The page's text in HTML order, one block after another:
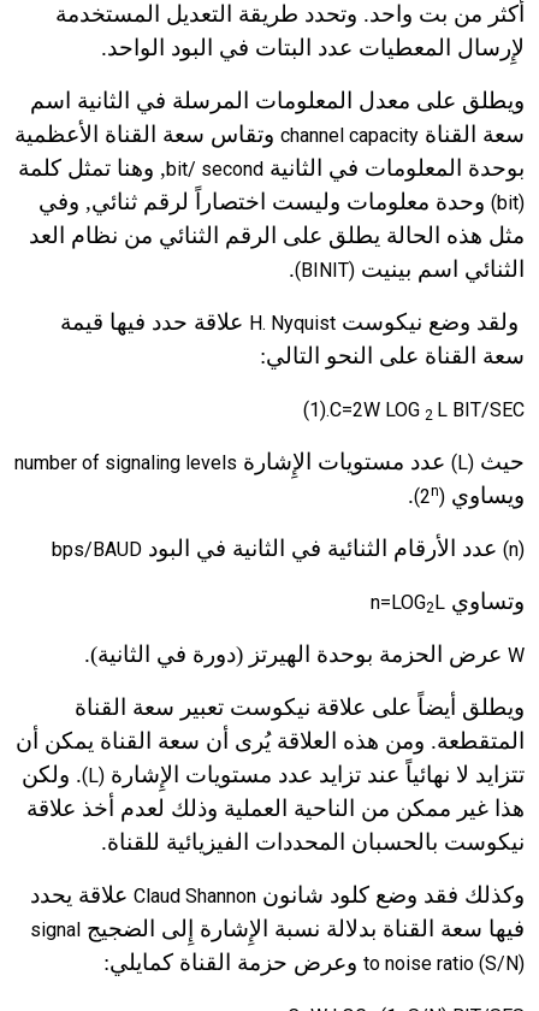
أكثر من بت واحد. وتحدد طريقة التعديل المستخدمة
لإِرسال المعطيات عدد البتات في البود الواحد.
ويطلق على معدل المعلومات المرسلة في الثانية اسم
سعة القناة channel capacity وتقاس سعة القناة الأعظمية
بوحدة المعلومات في الثانية bit/ second, وهنا تمثل كلمة
(bit) وحدة معلومات وليست اختصاراً لرقم ثنائي, وفي
مثل هذه الحالة يطلق على الرقم الثنائي من نظام العد
الثنائي اسم بينيت (BINIT)
.
ولقد وضع نيكوست H. Nyquist علاقة حدد فيها قيمة
سعة القناة على النحو التالي:
(1).C=2W LOG ­ 2 L BIT/SEC
حيث (L) عدد مستويات الإِشارة number of signaling levels
ويساوي (2n)
.
(n) عدد الأرقام الثنائية في الثانية في البود bps/BAUD
وتساوي n=LOG2 L
W عرض الحزمة بوحدة الهيرتز (دورة في الثانية).
ويطلق أيضاً على علاقة نيكوست تعبير سعة القناة
المتقطعة. ومن هذه العلاقة يُرى أن سعة القناة يمكن أن
تتزايد لا نهائياً عند تزايد عدد مستويات الإِشارة (L). ولكن
هذا غير ممكن من الناحية العملية وذلك لعدم أخذ علاقة
نيكوست بالحسبان المحددات الفيزيائية للقناة.
وكذلك فقد وضع كلود شانون Claud Shannon علاقة يحدد
فيها سعة القناة بدلالة نسبة الإِشارة إِلى الضجيج signal
to noise ratio (S/N) وعرض حزمة القناة كمايلي: